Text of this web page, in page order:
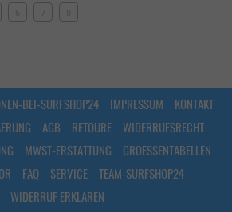
8
BEI-SURFSHOP24 IMPRESSUM
KONTAKT
AGB RETOURE
WIDERRUFSRECHT
MWST-ERSTATTUNG
GROESSENTABELLEN
FAQ SERVICE
TEAM-SURFSHOP24
WIDERRUF ERKLÄREN